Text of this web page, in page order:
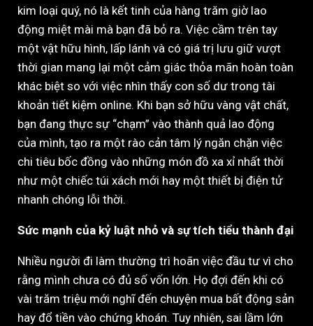
kim loại quý, nó là kết tinh của hàng trăm giờ lao
động miệt mài mà bạn đã bỏ ra. Việc cầm trên tay
một vật hữu hình, lấp lánh và có giá trị lưu giữ vượt
thời gian mang lại một cảm giác thỏa mãn hoàn toàn
khác biệt so với việc nhìn thấy con số dư trong tài
khoản tiết kiệm online. Khi bạn sở hữu vàng vật chất,
bạn đang thực sự “chạm” vào thành quả lao động
của mình, tạo ra một rào cản tâm lý ngăn chặn việc
chi tiêu bốc đồng vào những món đồ xa xỉ nhất thời
như một chiếc túi xách mới hay một thiết bị điện tử
nhanh chóng lỗi thời.
Sức mạnh của kỷ luật nhỏ và sự tích tiểu thành đại
Nhiều người đi làm thường trì hoãn việc đầu tư vì cho
rằng mình chưa có đủ số vốn lớn. Họ đợi đến khi có
vài trăm triệu mới nghĩ đến chuyện mua bất động sản
hay đổ tiền vào chứng khoán. Tuy nhiên, sai lầm lớn